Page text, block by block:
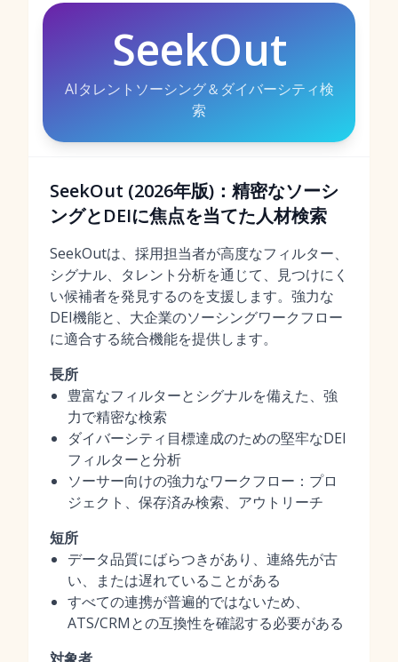
SeekOut
AIタレントソーシング＆ダイバーシティ検
索
SeekOut (2026年版)：精密なソーシ
ングとDEIに焦点を当てた人材検索
SeekOutは、採用担当者が高度なフィルター、
シグナル、タレント分析を通じて、見つけにく
い候補者を発見するのを支援します。強力な
DEI機能と、大企業のソーシングワークフロー
に適合する統合機能を提供します。
長所
豊富なフィルターとシグナルを備えた、強
力で精密な検索
ダイバーシティ目標達成のための堅牢なDEI
フィルターと分析
ソーサー向けの強力なワークフロー：プロ
ジェクト、保存済み検索、アウトリーチ
短所
データ品質にばらつきがあり、連絡先が古
い、または遅れていることがある
すべての連携が普遍的ではないため、
ATS/CRMとの互換性を確認する必要がある